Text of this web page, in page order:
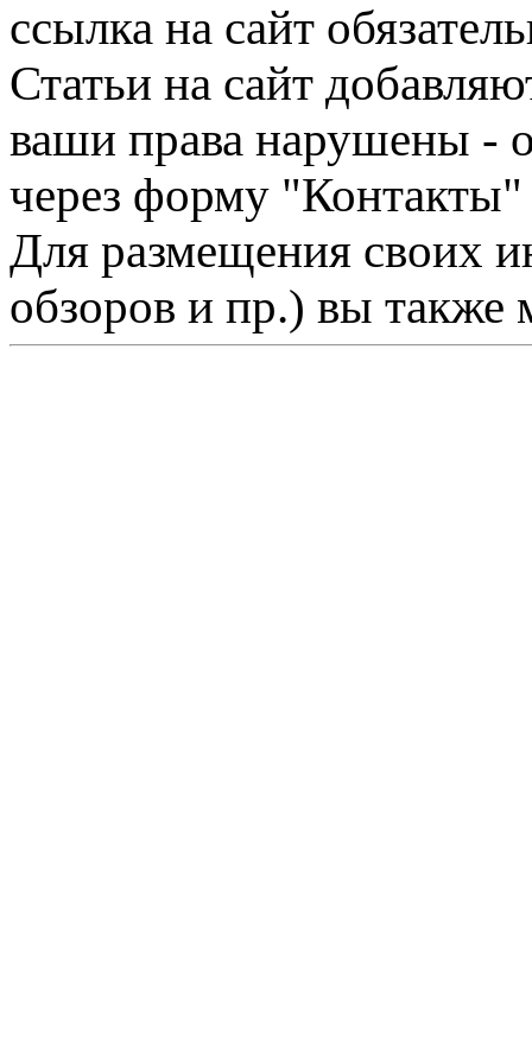
ссылка на сайт
Статьи на сайт
ваши права нарушены -
через форму "Контакты"
Для размещения своих
обзоров и пр.) вы также